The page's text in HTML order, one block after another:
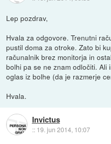
Lep pozdrav,
Hvala za odgovore. Trenutni
pustil doma za otroke. Zato bi
računalnik brez monitorja in
bolhi pa se ne znam odločiti. Ali
oglas iz bolhe (da je razmerje
Hvala.
Invictus
:: 19. jun 2014, 10:07